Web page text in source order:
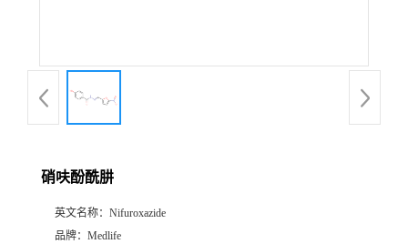
硝呋酚酰肼
英文名称： Nifuroxazide
品牌： Medlife